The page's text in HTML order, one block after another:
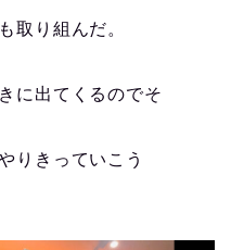
取り組んだ。
に出てくるのでそ
りきっていこう